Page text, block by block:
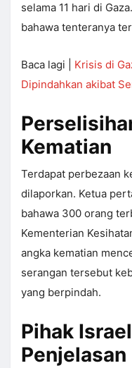
selama 11 hari di
bahawa tenteranya
Baca lagi | Krisis di
Dipindahkan akibat
Kematian
Terdapat perbezaan
dilaporkan. Ketua
bahawa 300 orang
Kementerian
angka kematian
serangan tersebut
yang berpindah.
Pihak
Penjelasan